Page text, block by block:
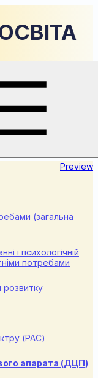
Preview
(загальна
і психологічній
потребами
(РАС)
апарата (ДЦП)